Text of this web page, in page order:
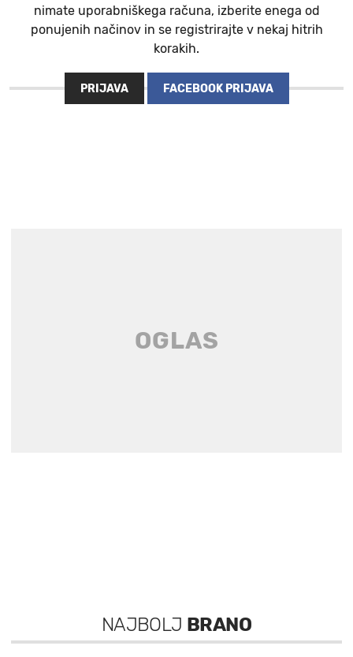
nimate uporabniškega računa, izberite enega od
ponujenih načinov in se registrirajte v nekaj hitrih
korakih.
PRIJAVA FACEBOOK PRIJAVA
NAJBOLJ BRANO